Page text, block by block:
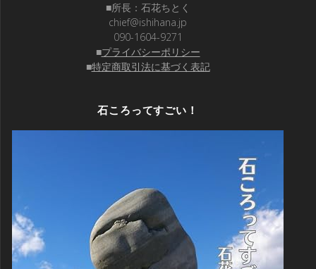
■所長：石花ちとく
chief@ishihana.jp
090-1604-9271
■プライバシーポリシー
■特定商取引法に基づく表記
石ころってすごい！